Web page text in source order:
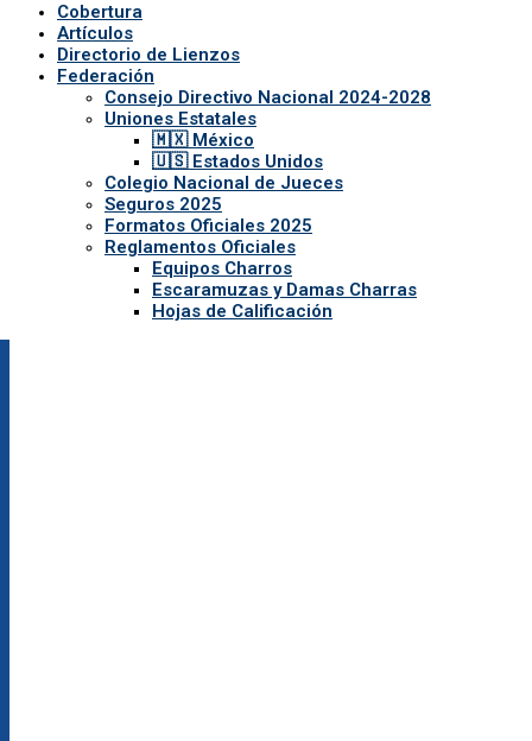
Cobertura
Artículos
Directorio de Lienzos
Federación
Consejo Directivo Nacional 2024-2028
Uniones Estatales
🇲🇽 México
🇺🇸 Estados Unidos
Colegio Nacional de Jueces
Seguros 2025
Formatos Oficiales 2025
Reglamentos Oficiales
Equipos Charros
Escaramuzas y Damas Charras
Hojas de Calificación